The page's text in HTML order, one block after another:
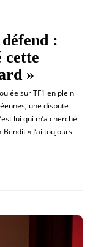
:
cette
»
sur TF1 en plein
une dispute
lui qui m’a cherché
« J’ai toujours